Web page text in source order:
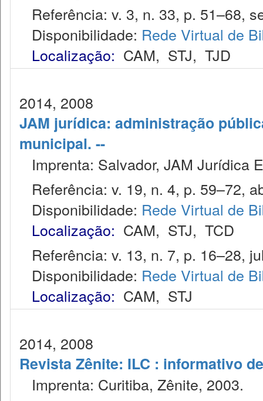
Referência: v. 3, n. 33, p. 51–68,
Disponibilidade: Rede Virtual de
Localização: CAM, STJ, TJD
2014, 2008
JAM jurídica: administração
municipal. --
Imprenta: Salvador, JAM Jurídica
Referência: v. 19, n. 4, p. 59–72,
Disponibilidade: Rede Virtual de
Localização: CAM, STJ, TCD
Referência: v. 13, n. 7, p. 16–28,
Disponibilidade: Rede Virtual de
Localização: CAM, STJ
2014, 2008
Revista Zênite: ILC : informativo
Imprenta: Curitiba, Zênite, 2003.